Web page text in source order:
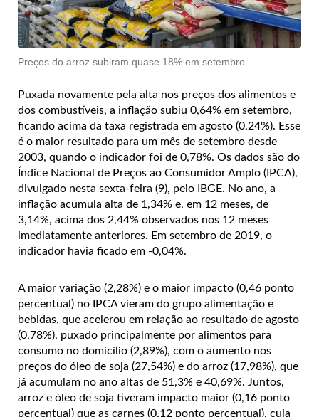
Preços do arroz subiram quase 18% em setembro
Puxada novamente pela alta nos preços dos alimentos e
dos combustíveis, a inflação subiu 0,64% em setembro,
ficando acima da taxa registrada em agosto (0,24%). Esse
é o maior resultado para um mês de setembro desde
2003, quando o indicador foi de 0,78%. Os dados são do
Índice Nacional de Preços ao Consumidor Amplo (IPCA),
divulgado nesta sexta-feira (9), pelo IBGE. No ano, a
inflação acumula alta de 1,34% e, em 12 meses, de
3,14%, acima dos 2,44% observados nos 12 meses
imediatamente anteriores. Em setembro de 2019, o
indicador havia ficado em -0,04%.
A maior variação (2,28%) e o maior impacto (0,46 ponto
percentual) no IPCA vieram do grupo alimentação e
bebidas, que acelerou em relação ao resultado de agosto
(0,78%), puxado principalmente por alimentos para
consumo no domicílio (2,89%), com o aumento nos
preços do óleo de soja (27,54%) e do arroz (17,98%), que
já acumulam no ano altas de 51,3% e 40,69%. Juntos,
arroz e óleo de soja tiveram impacto maior (0,16 ponto
percentual) que as carnes (0,12 ponto percentual), cuja